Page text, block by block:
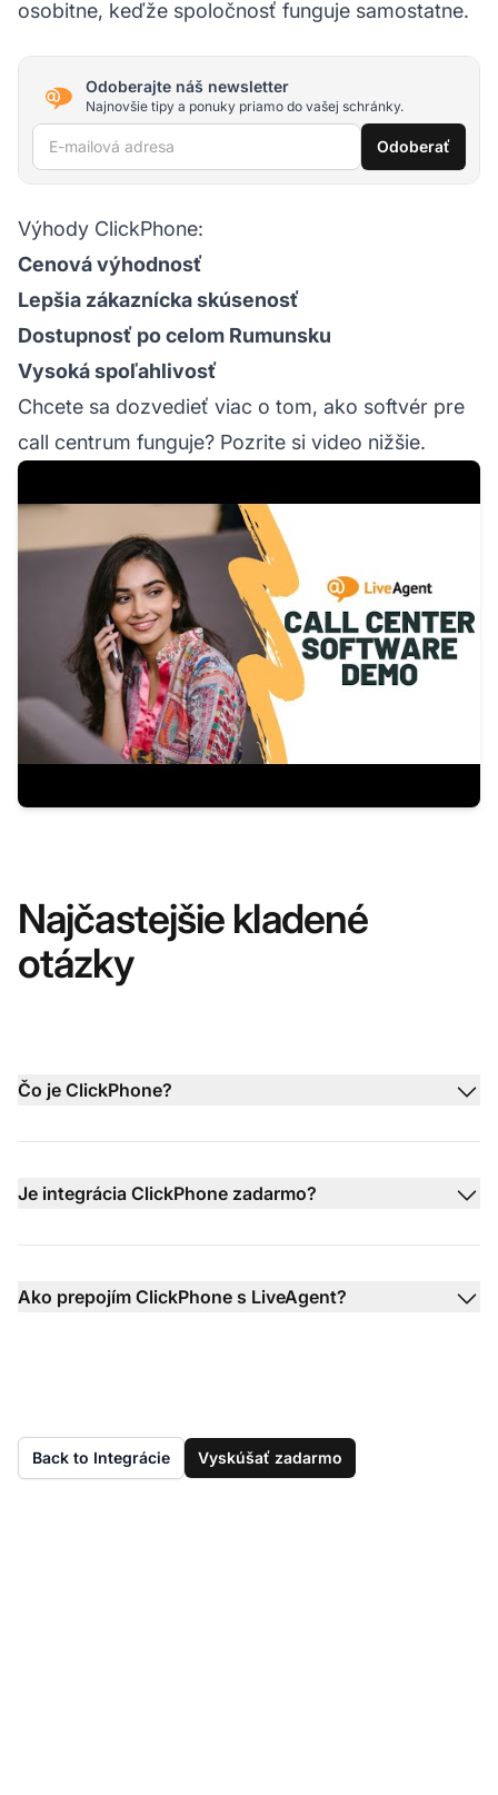
osobitne, keďže spoločnosť funguje samostatne.
Odoberajte náš newsletter
Najnovšie tipy a ponuky priamo do vašej schránky.
E-mailová adresa Odoberať
Výhody ClickPhone:
Cenová výhodnosť
Lepšia zákaznícka skúsenosť
Dostupnosť po celom Rumunsku
Vysoká spoľahlivosť
Chcete sa dozvedieť viac o tom, ako softvér pre
call centrum funguje? Pozrite si video nižšie.
Najčastejšie kladené
otázky
Čo je ClickPhone?
Je integrácia ClickPhone zadarmo?
Ako prepojím ClickPhone s LiveAgent?
Back to Integrácie Vyskúšať zadarmo